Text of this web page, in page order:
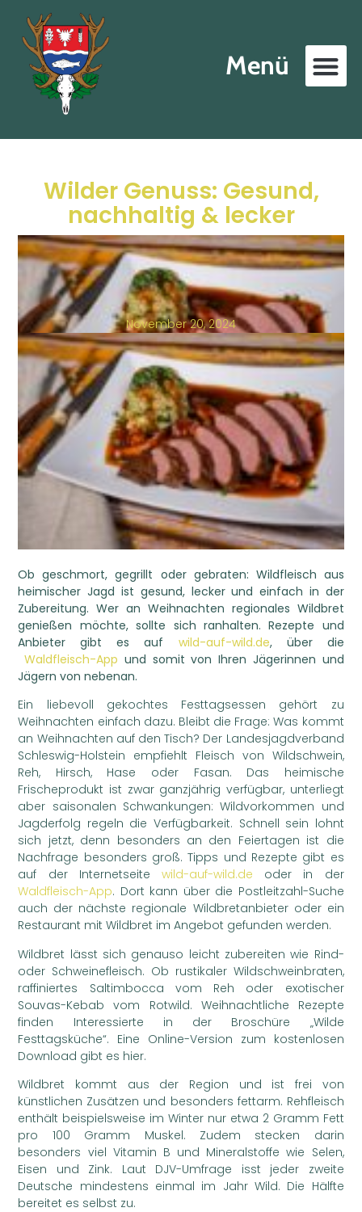
Menü
Wilder Genuss: Gesund,
nachhaltig & lecker
November 20, 2024
Ob geschmort, gegrillt oder gebraten: Wildfleisch aus
heimischer Jagd ist gesund, lecker und einfach in der
Zubereitung. Wer an Weihnachten regionales Wildbret
genießen möchte, sollte sich ranhalten. Rezepte und
Anbieter gibt es auf wild-auf-wild.de, über die
Waldfleisch-App und somit von Ihren Jägerinnen und
Jägern von nebenan.
Ein liebevoll gekochtes Festtagsessen gehört zu
Weihnachten einfach dazu. Bleibt die Frage: Was kommt
an Weihnachten auf den Tisch? Der Landesjagdverband
Schleswig-Holstein empfiehlt Fleisch von Wildschwein,
Reh, Hirsch, Hase oder Fasan. Das heimische
Frischeprodukt ist zwar ganzjährig verfügbar, unterliegt
aber saisonalen Schwankungen: Wildvorkommen und
Jagderfolg regeln die Verfügbarkeit. Schnell sein lohnt
sich jetzt, denn besonders an den Feiertagen ist die
Nachfrage besonders groß. Tipps und Rezepte gibt es
auf der Internetseite wild-auf-wild.de oder in der
Waldfleisch-App. Dort kann über die Postleitzahl-Suche
auch der nächste regionale Wildbretanbieter oder ein
Restaurant mit Wildbret im Angebot gefunden werden.
Wildbret lässt sich genauso leicht zubereiten wie Rind-
oder Schweinefleisch. Ob rustikaler Wildschweinbraten,
raffiniertes Saltimbocca vom Reh oder exotischer
Souvas-Kebab vom Rotwild. Weihnachtliche Rezepte
finden Interessierte in der Broschüre „Wilde
Festtagsküche“. Eine Online-Version zum kostenlosen
Download gibt es hier.
Wildbret kommt aus der Region und ist frei von
künstlichen Zusätzen und besonders fettarm. Rehfleisch
enthält beispielsweise im Winter nur etwa 2 Gramm Fett
pro 100 Gramm Muskel. Zudem stecken darin
besonders viel Vitamin B und Mineralstoffe wie Selen,
Eisen und Zink. Laut DJV-Umfrage isst jeder zweite
Deutsche mindestens einmal im Jahr Wild. Die Hälfte
bereitet es selbst zu.